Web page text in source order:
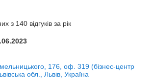
з 140 відгуків за рік
176, оф. 319 (бізнес-центр
обл., Львів, Україна